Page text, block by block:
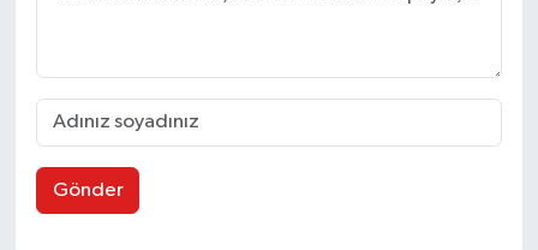
Gönder